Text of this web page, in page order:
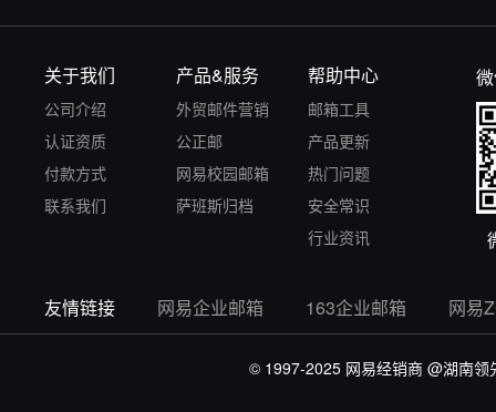
关于我们
公司介绍
认证资质
付款方式
联系我们
产品&服务
外贸邮件营销
公正邮
网易校园邮箱
萨班斯归档
帮助中心
邮箱工具
产品更新
热门问题
安全常识
行业资讯
友情链接 网易企业邮箱 163企业邮箱 网易
© 1997-2025 网易经销商 @湖南领